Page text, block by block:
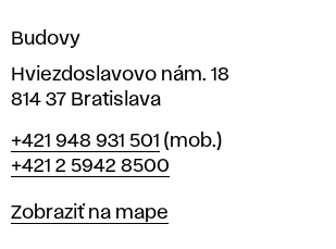
í
v
r
a
i
Budovy
Hviezdoslavovo nám. 18
814 37 Bratislava
Telefón
+421 948 931 501 (mob.)
+421 2 5942 8500
Mapa
Zobraziť na mape